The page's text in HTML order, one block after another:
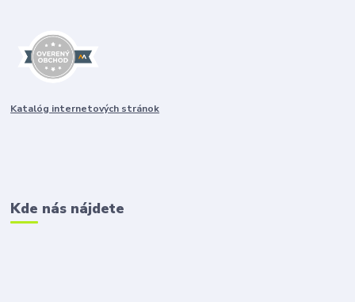
Katalóg internetových stránok
Kde nás nájdete